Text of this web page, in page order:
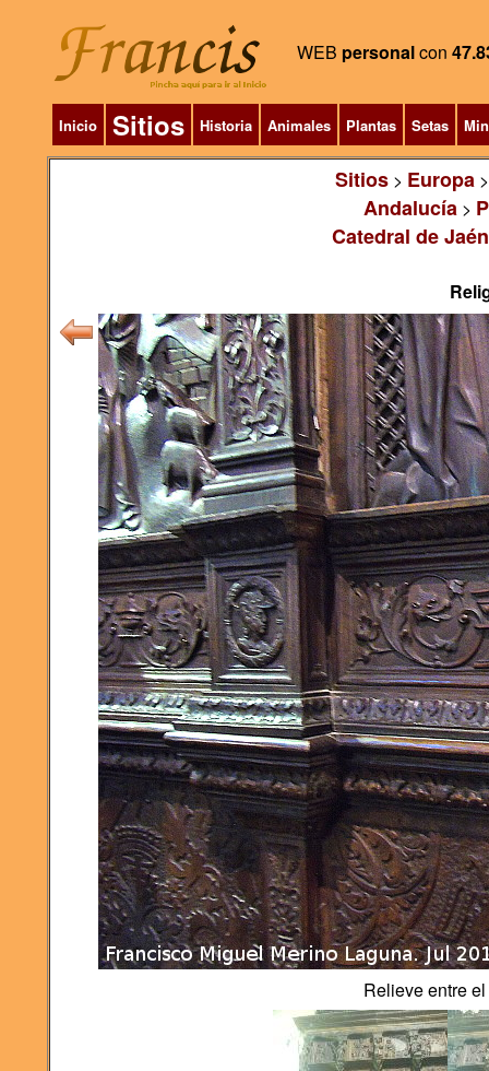
WEB personalcon
Inicio Sitios Historia Animales Plantas Setas
Sitios> Europa
Andalucía >
Catedral de
Relieve entre